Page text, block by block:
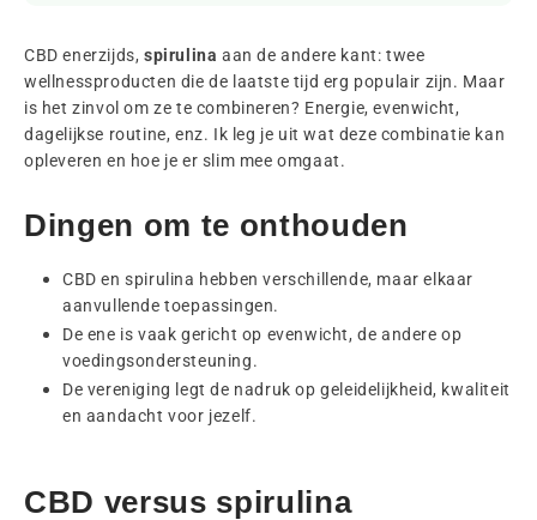
CBD enerzijds, spirulina aan de andere kant: twee
wellnessproducten die de laatste tijd erg populair zijn. Maar
is het zinvol om ze te combineren? Energie, evenwicht,
dagelijkse routine, enz. Ik leg je uit wat deze combinatie kan
opleveren en hoe je er slim mee omgaat.
Dingen om te onthouden
CBD en spirulina hebben verschillende, maar elkaar
aanvullende toepassingen.
De ene is vaak gericht op evenwicht, de andere op
voedingsondersteuning.
De vereniging legt de nadruk op geleidelijkheid, kwaliteit
en aandacht voor jezelf.
CBD versus spirulina